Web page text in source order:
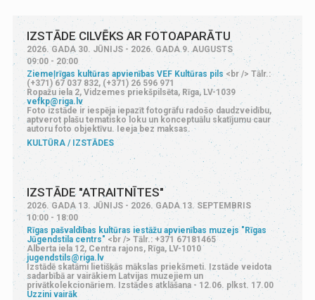
IZSTĀDE CILVĒKS AR FOTOAPARĀTU
2026. GADA 30. JŪNIJS - 2026. GADA 9. AUGUSTS
09:00 - 20:00
Ziemeļrīgas kultūras apvienības VEF Kultūras pils <br /> Tālr.:
(+371) 67 037 832, (+371) 26 596 971
Ropažu iela 2, Vidzemes priekšpilsēta, Rīga, LV-1039
vefkp@riga.lv
Foto izstāde ir iespēja iepazīt fotogrāfu radošo daudzveidību,
aptverot plašu tematisko loku un konceptuālu skatījumu caur
autoru foto objektīvu. Ieeja bez maksas.
KULTŪRA
IZSTĀDES
IZSTĀDE "ATRAITNĪTES"
2026. GADA 13. JŪNIJS - 2026. GADA 13. SEPTEMBRIS
10:00 - 18:00
Rīgas pašvaldības kultūras iestāžu apvienības muzejs "Rīgas
Jūgendstila centrs" <br /> Tālr.: +371 67181465
Alberta iela 12, Centra rajons, Rīga, LV-1010
jugendstils@riga.lv
Izstādē skatāmi lietišķās mākslas priekšmeti. Izstāde veidota
sadarbībā ar vairākiem Latvijas muzejiem un
privātkolekcionāriem. Izstādes atklāšana - 12.06. plkst. 17.00
Uzzini vairāk